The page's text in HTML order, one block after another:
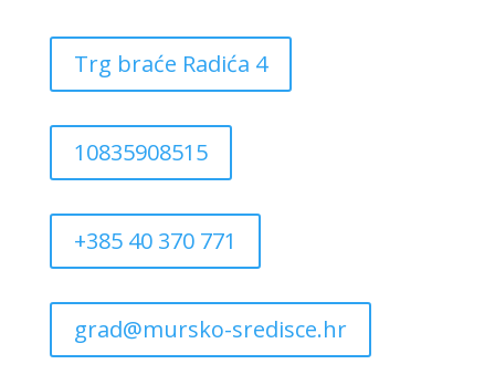
Trg braće Radića 4
10835908515
+385 40 370 771
grad@mursko-sredisce.hr